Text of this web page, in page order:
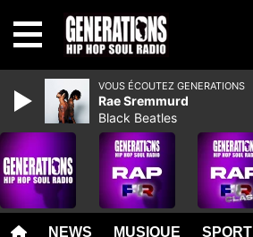
NEWS MUSIQUE SPORT
VOUS ÉCOUTEZ GENERATIONS
Rae Sremmurd
Black Beatles